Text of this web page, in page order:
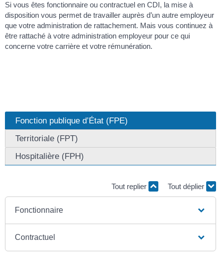
Si vous êtes fonctionnaire ou contractuel en CDI, la mise à
disposition vous permet de travailler auprès d’un autre employeur
que votre administration de rattachement. Mais vous continuez à
être rattaché à votre administration employeur pour ce qui
concerne votre carrière et votre rémunération.
Fonction publique d’État (FPE)
Territoriale (FPT)
Hospitalière (FPH)
Tout replier Tout déplier
Fonctionnaire
Contractuel